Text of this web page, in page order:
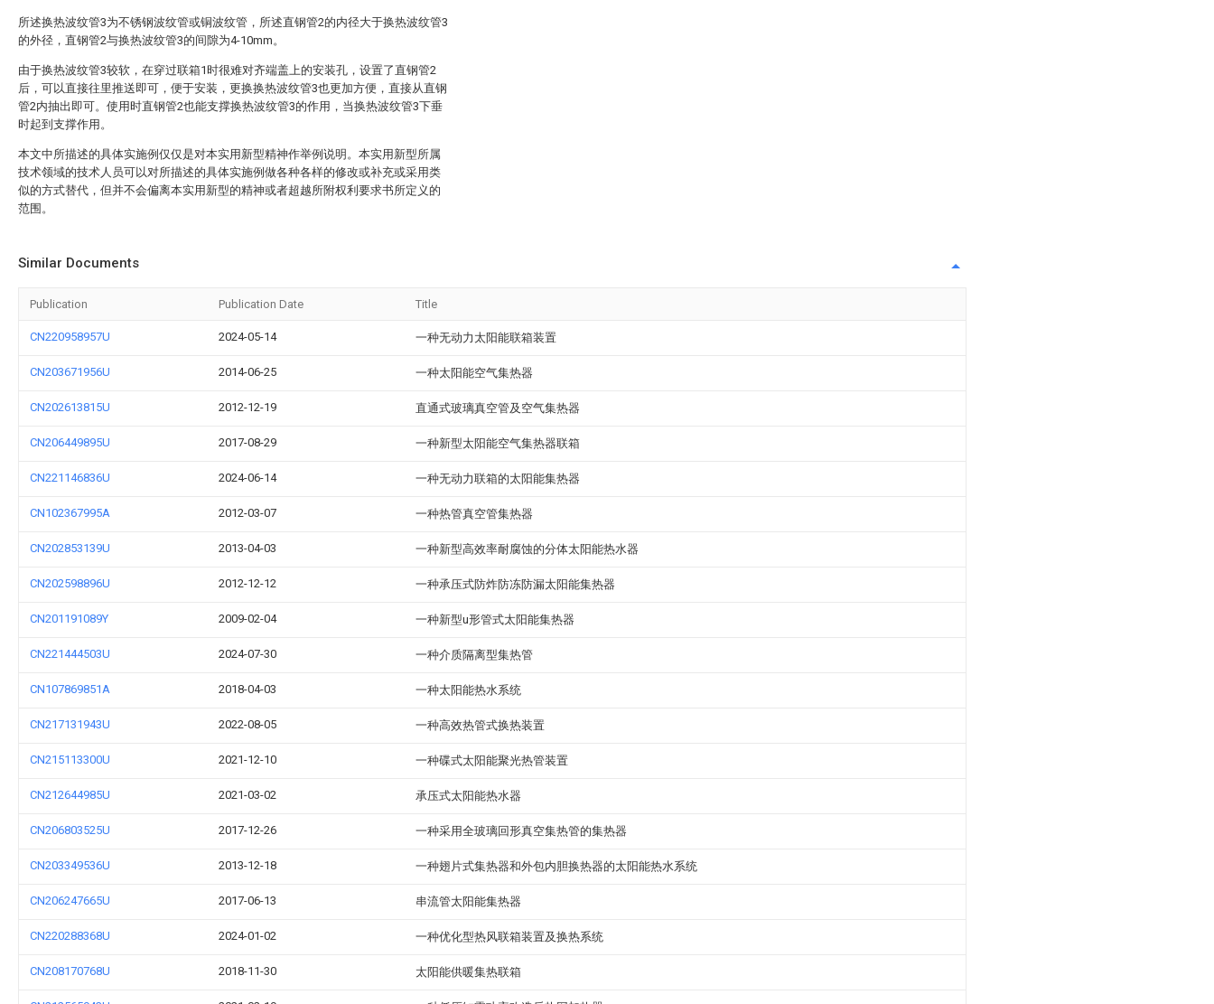
所述换热波纹管3为不锈钢波纹管或铜波纹管，所述直钢管2的内径大于换热波纹管3
的外径，直钢管2与换热波纹管3的间隙为4-10mm。
由于换热波纹管3较软，在穿过联箱1时很难对齐端盖上的安装孔，设置了直钢管2
后，可以直接往里推送即可，便于安装，更换换热波纹管3也更加方便，直接从直钢
管2内抽出即可。使用时直钢管2也能支撑换热波纹管3的作用，当换热波纹管3下垂
时起到支撑作用。
本文中所描述的具体实施例仅仅是对本实用新型精神作举例说明。本实用新型所属
技术领域的技术人员可以对所描述的具体实施例做各种各样的修改或补充或采用类
似的方式替代，但并不会偏离本实用新型的精神或者超越所附权利要求书所定义的
范围。
Similar Documents
Publication Publication Date Title
CN220958957U 2024-05-14 一种无动力太阳能联箱装置
CN203671956U 2014-06-25 一种太阳能空气集热器
CN202613815U 2012-12-19 直通式玻璃真空管及空气集热器
CN206449895U 2017-08-29 一种新型太阳能空气集热器联箱
CN221146836U 2024-06-14 一种无动力联箱的太阳能集热器
CN102367995A 2012-03-07 一种热管真空管集热器
CN202853139U 2013-04-03 一种新型高效率耐腐蚀的分体太阳能热水器
CN202598896U 2012-12-12 一种承压式防炸防冻防漏太阳能集热器
CN201191089Y 2009-02-04 一种新型u形管式太阳能集热器
CN221444503U 2024-07-30 一种介质隔离型集热管
CN107869851A 2018-04-03 一种太阳能热水系统
CN217131943U 2022-08-05 一种高效热管式换热装置
CN215113300U 2021-12-10 一种碟式太阳能聚光热管装置
CN212644985U 2021-03-02 承压式太阳能热水器
CN206803525U 2017-12-26 一种采用全玻璃回形真空集热管的集热器
CN203349536U 2013-12-18 一种翅片式集热器和外包内胆换热器的太阳能热水系统
CN206247665U 2017-06-13 串流管太阳能集热器
CN220288368U 2024-01-02 一种优化型热风联箱装置及换热系统
CN208170768U 2018-11-30 太阳能供暖集热联箱